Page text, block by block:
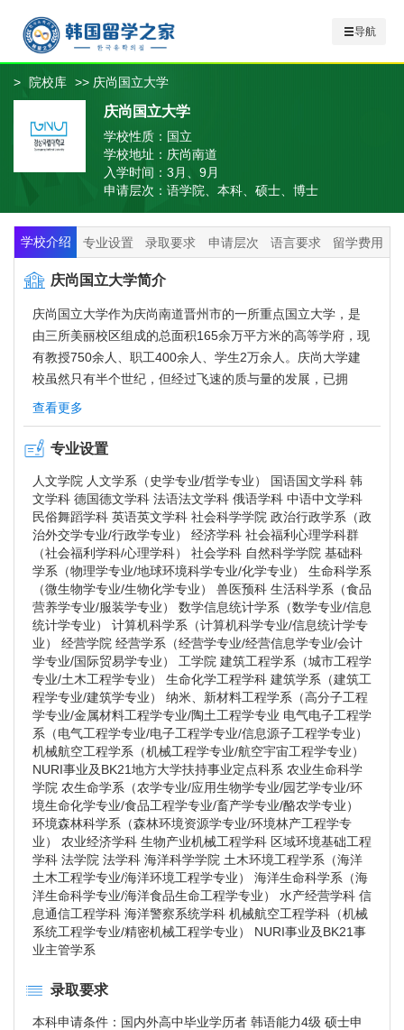
导航
> 院校库 >> 庆尚国立大学
庆尚国立大学
学校性质： 国立
学校地址： 庆尚南道
入学时间： 3月、9月
申请层次： 语学院、本科、硕士、博士
学校介绍 专业设置 录取要求 申请层次 语言要求 留学费用
庆尚国立大学简介
庆尚国立大学作为庆尚南道晋州市的一所重点国立大学，是
由三所美丽校区组成的总面积165余万平方米的高等学府，现
有教授750余人、职工400余人、学生2万余人。庆尚大学建
校虽然只有半个世纪，但经过飞速的质与量的发展，已拥
有“特色大学的成功典范”和“韩国大学改革的先导者”之美誉。
性人才，我们正努力向新型的一流大学迈进。庆尚大学作为
定点大学，被选定为第2阶段BK21事业8个事业团，釜山、蔚
山、庆南地区e-Lcaming支援中心的定点大学，正在执行科学
技术部国家核心研究中心，产业资源部技术革新中心、信息
通信部IT研究中心等事业。最近，教育部第1阶段BK21事业
最终评估结果，在科学技术领域被评定为最佳事业团，其能
力已得到认可。庆尚大学通过生命科学领域、机械航空工程
学领域、纳米新材料领域的特性化发展，成为一所与世界知
名学府并驾齐驱的大学。
● 生命科学领域特性化---在韩国科学财团扶持的韩国100多
家SRC/ERC中，被选定为最优秀研究中心
● 机械航空工程学领域特性化---培养航空器、汽车、造船
业的核心人才
● 纳米新材料工学领域特性化---在高分子工学领域韩国16
个学系中最早获得工学认证
查看更多
专业设置
人文学院 人文学系（史学专业/哲学专业） 国语国文学科 韩
文学科 德国德文学科 法语法文学科 俄语学科 中语中文学科
民俗舞蹈学科 英语英文学科 社会科学学院 政治行政学系（政
治外交学专业/行政学专业） 经济学科 社会福利心理学科群
（社会福利学科/心理学科） 社会学科 自然科学学院 基础科
学系（物理学专业/地球环境科学专业/化学专业） 生命科学系
（微生物学专业/生物化学专业） 兽医预科 生活科学系（食品
营养学专业/服装学专业） 数学信息统计学系（数学专业/信息
统计学专业） 计算机科学系（计算机科学专业/信息统计学专
业） 经营学院 经营学系（经营学专业/经营信息学专业/会计
学专业/国际贸易学专业） 工学院 建筑工程学系（城市工程学
专业/土木工程学专业） 生命化学工程学科 建筑学系（建筑工
程学专业/建筑学专业） 纳米、新材料工程学系（高分子工程
学专业/金属材料工程学专业/陶土工程学专业 电气电子工程学
系（电气工程学专业/电子工程学专业/信息源子工程学专业）
机械航空工程学系（机械工程学专业/航空宇宙工程学专业）
NURI事业及BK21地方大学扶持事业定点科系 农业生命科学
学院 农生命学系（农学专业/应用生物学专业/园艺学专业/环
境生命化学专业/食品工程学专业/畜产学专业/酪农学专业）
环境森林科学系（森林环境资源学专业/环境林产工程学专
业） 农业经济学科 生物产业机械工程学科 区域环境基础工程
学科 法学院 法学科 海洋科学学院 土木环境工程学系（海洋
土木工程学专业/海洋环境工程学专业） 海洋生命科学系（海
洋生命科学专业/海洋食品生命工程学专业） 水产经营学科 信
息通信工程学科 海洋警察系统学科 机械航空工程学科（机械
系统工程学专业/精密机械工程学专业） NURI事业及BK21事
业主管学系
录取要求
本科申请条件：国内外高中毕业学历者 韩语能力4级 硕士申